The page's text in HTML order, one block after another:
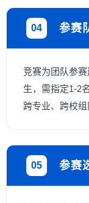
04 参赛
竞赛为团队参
生，需指定1-2
跨专业、跨校组
05 参赛